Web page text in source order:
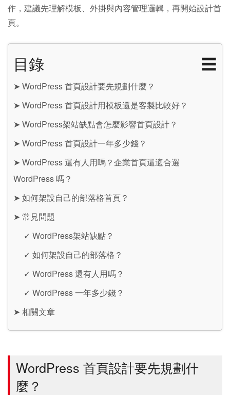
作，建議先理解模板、外掛與內容管理邏輯，再開始設計首
頁。
目錄 ☰
➤ WordPress 首頁設計要先規劃什麼？
➤ WordPress 首頁設計用模板還是客製比較好？
➤ WordPress架站缺點會怎麼影響首頁設計？
➤ WordPress 首頁設計一年多少錢？
➤ WordPress 還有人用嗎？企業首頁還適合選
WordPress 嗎？
➤ 如何架設自己的部落格首頁？
➤ 常見問題
✓ WordPress架站缺點？
✓ 如何架設自己的部落格？
✓ WordPress 還有人用嗎？
✓ WordPress 一年多少錢？
➤ 相關文章
WordPress 首頁設計要先規劃什
麼？